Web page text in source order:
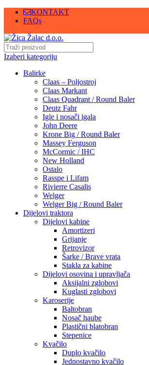
KONTAKT
FAQs
Izaberi kategoriju
Balirke
Claas – Poljostroj
Claas Markant
Claas Quadrant / Round Baler
Deutz Fahr
Igle i nosači igala
John Deere
Krone Big / Round Baler
Massey Ferguson
McCormic / IHC
New Holland
Ostalo
Rasspe i Lifam
Rivierre Casalis
Welger
Welger Big / Round Baler
Dijelovi traktora
Dijelovi kabine
Amortizeri
Grijanje
Retrovizor
Šarke / Brave vrata
Stakla za kabine
Dijelovi osovina i upravljača
Aksijalni zglobovi
Kuglasti zglobovi
Karoserije
Baltobran
Nosač haube
Plastični blatobran
Stepenice
Kvačilo
Duplo kvačilo
Jednostavno kvačilo